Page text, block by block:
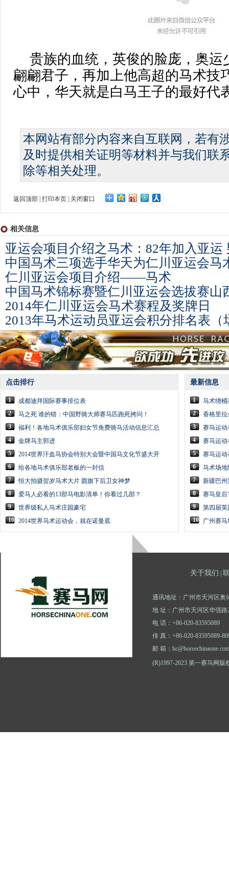
贵族的血统，英俊的脸庞，奥运
翩翩君子，再加上他高超的马术技
心中，华天就是白马王子的最好代
本网站有部分内容来自互联网，若有
及时提供相关证明等材料并与我们联
除等相关处理。
返回顶部 打印本页 关闭窗口
相关信息
亚运会项目介绍之马术：82年加入亚运
中国马术三项选手华天为仁川亚运会马
仁川亚运会项目介绍——马术
中国马术锦标赛暨仁川亚运会选拔赛山
2014年仁川亚运会马术赛程及奖牌日
2013年马术运动员亚运会积分排名表
点击排行
1
成都迪拜国际赛事排位表
2
马之死 谁的错：中国野骑大师赛马匹跑死拷问！
3
福利！各地马术俱乐部妇女节免费骑马活动信息汇总
4
金牌马主郭进
5
2014世界汗血马协会特别大会暨中国马文化节盛大开
6
给各地马术俱乐部老板的一封信
7
恒大拍摄贺岁马术大片 圆旗下后卫女神梦
8
爱马人必看的13部马电影清单！你看过几部？
9
世界级私人马术庄园豪宅
10 2014世界马术运动会，就在诺曼底
最新信息
1
马术绕桶
2
香格里拉
3
赛马运动
4
赛马运动
5
赛马运动
6
马术场地
7
新疆巴州
8
赛马皇后
9
第四届英
10
广州赛
关于我们
通讯地址：广州市天河区奥
地 址：广州市天河区华强路
电 话：+86-020-83595089
传 真：+86-020-83595089-
邮 箱：
(R)1997-2023 第一赛马网版